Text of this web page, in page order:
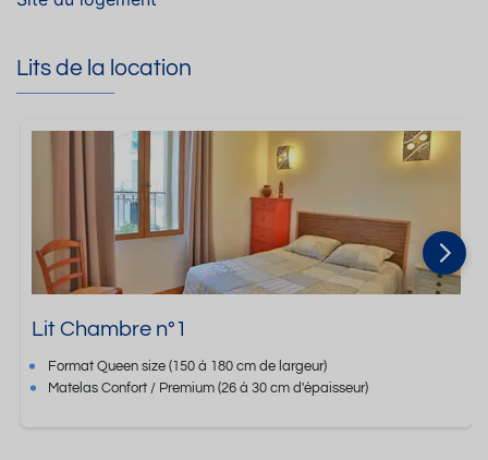
Lits de la location
Lit Chambre n°1
FormatQueen size (150 à 180 cm de largeur)
Matelas Confort / Premium(26 à 30 cm d'épaisseur)